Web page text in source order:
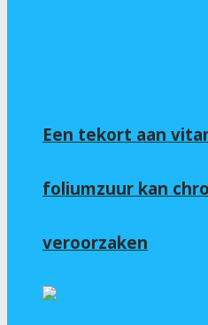
Een tekort aan
foliumzuur kan
veroorzaken